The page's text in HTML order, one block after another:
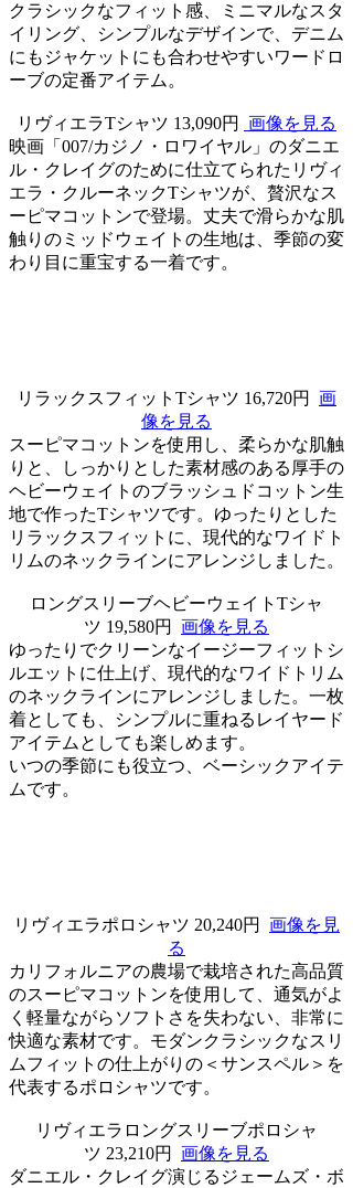
クラシックなフィット感、ミニマルなスタ
イリング、シンプルなデザインで、デニム
にもジャケットにも合わせやすいワードロ
ーブの定番アイテム。
リヴィエラTシャツ 13,090円
画像を見る
映画「007/カジノ・ロワイヤル」のダニエ
ル・クレイグのために仕立てられたリヴィ
エラ・クルーネックTシャツが、贅沢なス
ーピマコットンで登場。丈夫で滑らかな肌
触りのミッドウェイトの生地は、季節の変
わり目に重宝する一着です。
リラックスフィットTシャツ 16,720円 画
像を見る
スーピマコットンを使用し、柔らかな肌触
りと、しっかりとした素材感のある厚手の
ヘビーウェイトのブラッシュドコットン生
地で作ったTシャツです。ゆったりとした
リラックスフィットに、現代的なワイドト
リムのネックラインにアレンジしました。
ロングスリーブヘビーウェイトTシャ
ツ 19,580円 画像を見る
ゆったりでクリーンなイージーフィットシ
ルエットに仕上げ、現代的なワイドトリム
のネックラインにアレンジしました。一枚
着としても、シンプルに重ねるレイヤード
アイテムとしても楽しめます。
いつの季節にも役立つ、ベーシックアイテ
ムです。
リヴィエラポロシャツ 20,240円 画像を見
る
カリフォルニアの農場で栽培された高品質
のスーピマコットンを使用して、通気がよ
く軽量ながらソフトさを失わない、非常に
快適な素材です。モダンクラシックなスリ
ムフィットの仕上がりの＜サンスペル＞を
代表するポロシャツです。
リヴィエラロングスリーブポロシャ
ツ 23,210円 画像を見る
ダニエル・クレイグ演じるジェームズ・ボ